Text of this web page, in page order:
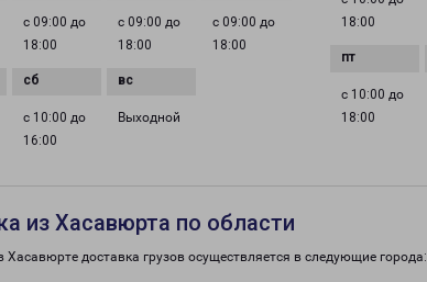
с 09:00 до
18:00
с 09:00 до
18:00
с 09:00 до
18:00
с 10:00 до
16:00
Выходной
18:00
с 10:00 до
18:00
из Хасавюрта по области
Хасавюрте доставка грузов осуществляется в следующие города: